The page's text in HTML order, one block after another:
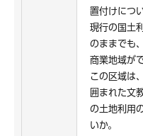
置付けにつ
現行の国土
のままでも
商業地域が
この区域は
囲まれた文
の土地利用
いか。